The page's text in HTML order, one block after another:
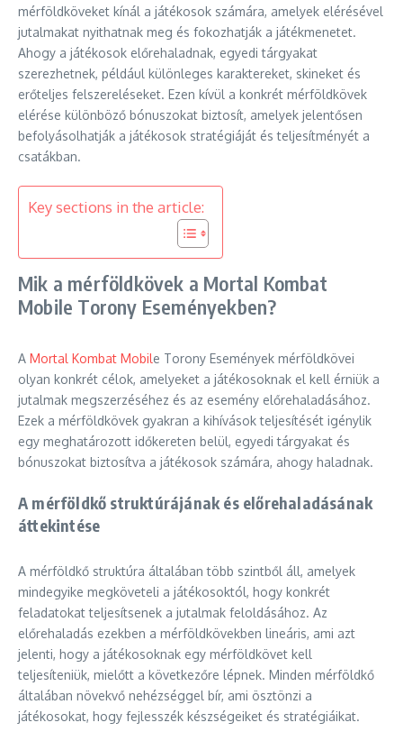
mérföldköveket kínál a játékosok számára, amelyek elérésével
jutalmakat nyithatnak meg és fokozhatják a játékmenetet.
Ahogy a játékosok előrehaladnak, egyedi tárgyakat
szerezhetnek, például különleges karaktereket, skineket és
erőteljes felszereléseket. Ezen kívül a konkrét mérföldkövek
elérése különböző bónuszokat biztosít, amelyek jelentősen
befolyásolhatják a játékosok stratégiáját és teljesítményét a
csatákban.
Key sections in the article:
Mik a mérföldkövek a Mortal Kombat
Mobile Torony Eseményekben?
A Mortal Kombat Mobile Torony Események mérföldkövei
olyan konkrét célok, amelyeket a játékosoknak el kell érniük a
jutalmak megszerzéséhez és az esemény előrehaladásához.
Ezek a mérföldkövek gyakran a kihívások teljesítését igénylik
egy meghatározott időkereten belül, egyedi tárgyakat és
bónuszokat biztosítva a játékosok számára, ahogy haladnak.
A mérföldkő struktúrájának és előrehaladásának
áttekintése
A mérföldkő struktúra általában több szintből áll, amelyek
mindegyike megköveteli a játékosoktól, hogy konkrét
feladatokat teljesítsenek a jutalmak feloldásához. Az
előrehaladás ezekben a mérföldkövekben lineáris, ami azt
jelenti, hogy a játékosoknak egy mérföldkövet kell
teljesíteniük, mielőtt a következőre lépnek. Minden mérföldkő
általában növekvő nehézséggel bír, ami ösztönzi a
játékosokat, hogy fejlesszék készségeiket és stratégiáikat.